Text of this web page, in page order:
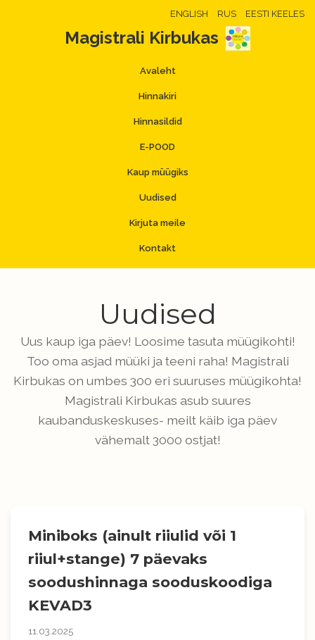
ENGLISH RUS EESTI KEELES
Magistrali Kirbukas
Avaleht
Hinnakiri
Hinnasildid
E-POOD
Kaup müügiks
Uudised
Kirjuta meile
Kontakt
Uudised
Uus kaup iga päev! Loosime tasuta müügikohti!
Too oma asjad müüki ja teeni raha! Magistrali
Kirbukas on umbes 300 eri suuruses müügikohta!
Magistrali Kirbukas asub suures
kaubanduskeskuses- meilt käib iga päev
vähemalt 3000 ostjat!
Miniboks (ainult riiulid või 1
riiul+stange) 7 päevaks
soodushinnaga sooduskoodiga
KEVAD3
11.03.2025